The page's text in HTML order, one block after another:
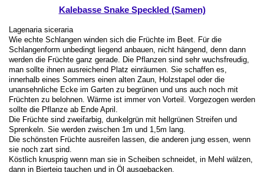
Kalebasse Snake Speckled (Samen)
Lagenaria siceraria
Wie echte Schlangen winden sich die Früchte im Beet. Für die
Schlangenform unbedingt liegend anbauen, nicht hängend, denn dann
werden die Früchte ganz gerade. Die Pflanzen sind sehr wuchsfreudig,
man sollte ihnen ausreichend Platz einräumen. Sie schaffen es,
innerhalb eines Sommers einen alten Zaun, Holzstapel oder die
unansehnliche Ecke im Garten zu begrünen und uns auch noch mit
Früchten zu belohnen. Wärme ist immer von Vorteil. Vorgezogen werden
sollte die Pflanze ab Ende April.
Die Früchte sind zweifarbig, dunkelgrün mit hellgrünen Streifen und
Sprenkeln. Sie werden zwischen 1m und 1,5m lang.
Die schönsten Früchte ausreifen lassen, die anderen jung essen, wenn
sie noch zart sind.
Köstlich knusprig wenn man sie in Scheiben schneidet, in Mehl wälzen,
dann in Bierteig tauchen und in Öl ausgebacken.